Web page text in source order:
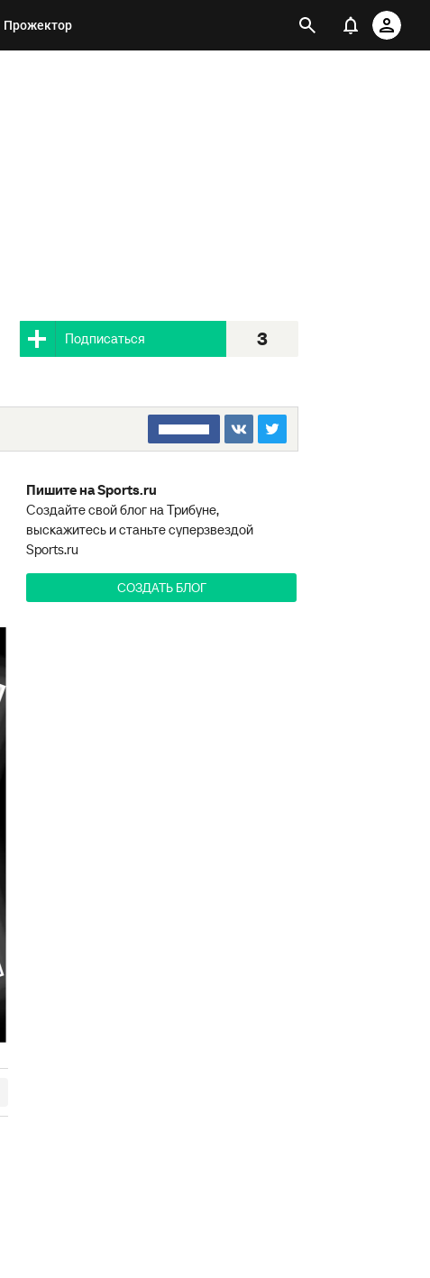
Прожектор
Подписаться 3
□□□□□□□□
Пишите на Sports.ru
Создайте свой блог на Трибуне,
выскажитесь и станьте суперзвездой
Sports.ru
СОЗДАТЬ БЛОГ